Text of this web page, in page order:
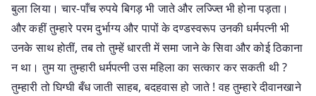
बुला लिया। चार-पाँच रुपये बिगड़ भी जाते और लज्ज्ति भी होना पड़ता।
और कहीं तुम्हारे परम दुर्भाग्य और पापों के दण्डस्वरूप उनकी धर्मपत्नी भी
उनके साथ होतीं, तब तो तुम्हें धारती में समा जाने के सिवा और कोई ठिकाना
न था। तुम या तुम्हारी धर्मपत्नी उस महिला का सत्कार कर सकती थी ?
तुम्हारी तो घिग्घी बँध जाती साहब, बदहवास हो जाते ! वह तुम्हारे दीवानखाने